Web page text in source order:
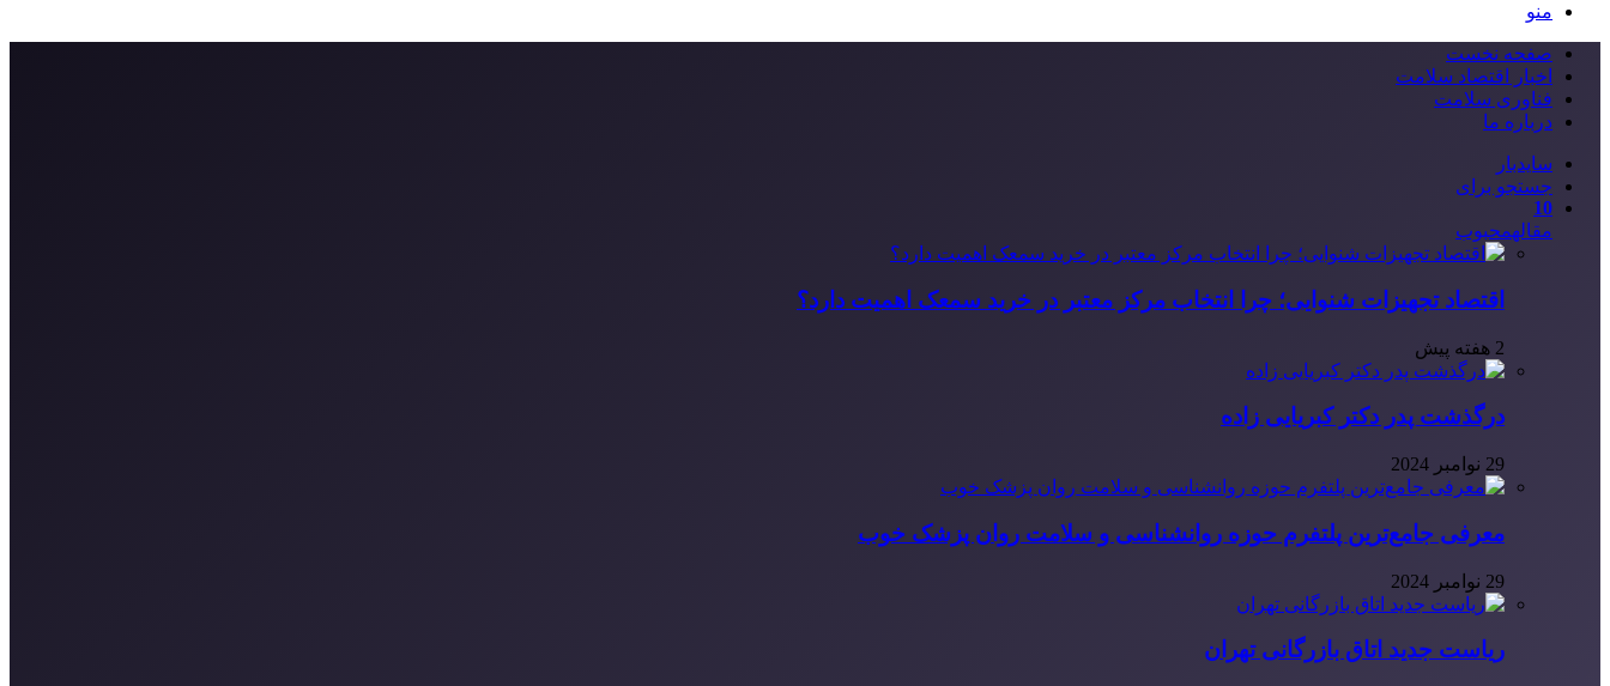
منو
صفحه نخست
اخبار اقتصاد سلامت
فناوری سلامت
درباره ما
سایدبار
جستجو برای
10
مقالهمحبوب
اقتصاد تجهیزات شنوایی؛ چرا انتخاب مرکز معتبر در خرید سمعک اهمیت دارد؟
2 هفته پیش
درگذشت پدر دکتر کبریایی زاده
29 نوامبر 2024
معرفی جامع‌ترین پلتفرم حوزه روانشناسی و سلامت روان پزشک خوب
29 نوامبر 2024
ریاست جدید اتاق بازرگانی تهران